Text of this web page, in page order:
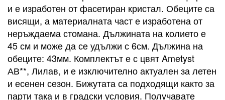
и е изработен от фасетиран кристал. Обеците са
висящи, а материалната част е изработена от
неръждаема стомана. Дължината на колието е
45 см и може да се удължи с 6см. Дължина на
обеците: 43мм. Комплектът е с цвят Ametyst
АВ**, Лилав, и е изключително актуален за летен
и есенен сезон. Бижутата са подходящи както за
парти така и в градски условия. Получавате